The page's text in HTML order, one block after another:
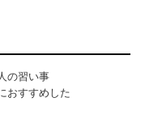
の習い事
おすすめした